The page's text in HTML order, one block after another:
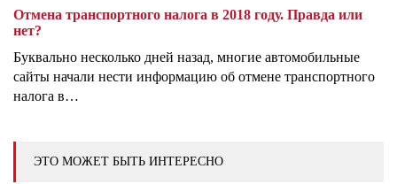
Отмена транспортного налога в 2018 году. Правда или
нет?
Буквально несколько дней назад, многие автомобильные
сайты начали нести информацию об отмене транспортного
налога в…
ЭТО МОЖЕТ БЫТЬ ИНТЕРЕСНО